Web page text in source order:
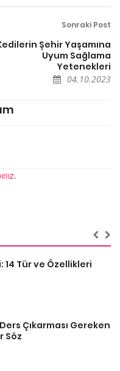
Sonraki Post
Şehir Yaşamına
Uyum Sağlama
Yetenekleri
04.10.2023
14 Tür ve Özellikleri
Çıkarması Gereken
Söz